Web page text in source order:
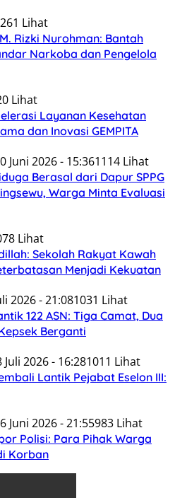
Lihat
Rizki Nurohman: Bantah
Narkoba dan Pengelola
Lihat
Layanan Kesehatan
dan Inovasi GEMPITA
Juni 2026 - 15:361114 Lihat
Berasal dari Dapur SPPG
Warga Minta Evaluasi
Lihat
Sekolah Rakyat Kawah
Menjadi Kekuatan
2026 - 21:081031 Lihat
122 ASN: Tiga Camat, Dua
Berganti
Juli 2026 - 16:281011 Lihat
Lantik Pejabat Eselon III:
Juni 2026 - 21:55983 Lihat
Polisi: Para Pihak Warga
Korban